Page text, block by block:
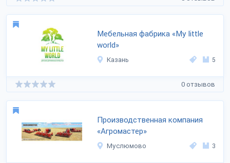
Мебельная фабрика «My little
world»
Казань 5
0 отзывов
Производственная компания
«Агромастер»
Муслюмово 3